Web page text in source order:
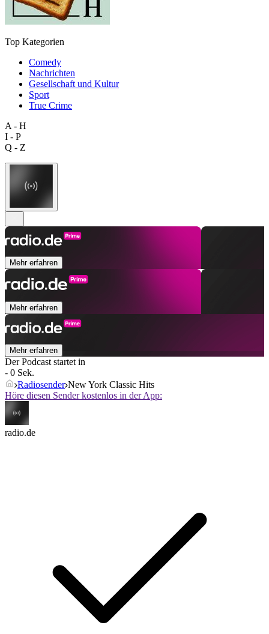
Top Kategorien
Comedy
Nachrichten
Gesellschaft und Kultur
Sport
True Crime
A - H
I - P
Q - Z
Mehr erfahren
Mehr erfahren
Mehr erfahren
Der Podcast startet in
- 0 Sek.
Radiosender New York Classic Hits
Höre diesen Sender kostenlos in der App:
radio.de